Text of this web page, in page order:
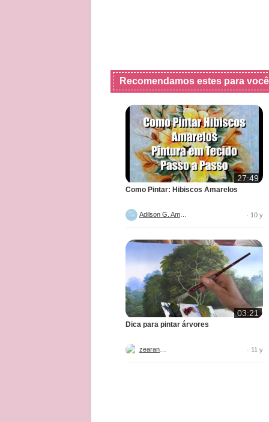
Recomendamos estes para você
27:49
Como Pintar: Hibiscos Amarelos
· 10 y
03:21
Dica para pintar árvores
· 11 y